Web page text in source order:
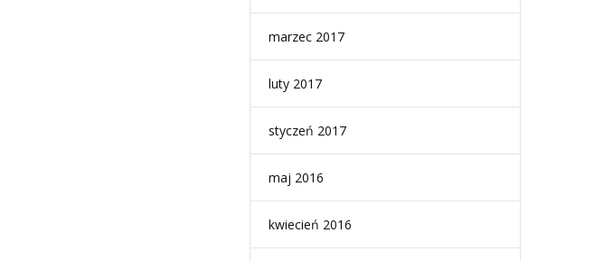
marzec 2017
luty 2017
styczeń 2017
maj 2016
kwiecień 2016